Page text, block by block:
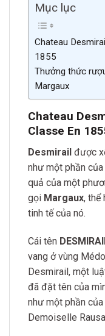
Mục lục
Chateau
1855
Thưởng thức
Margaux
Chateau
Classe En
Desmirail được
như một phần
quả của một
gọi Margaux, thể
tinh tế của nó.
Cái tên
vang ở vùng
Desmirail, một
đã đặt tên của
như một phần
Demoiselle